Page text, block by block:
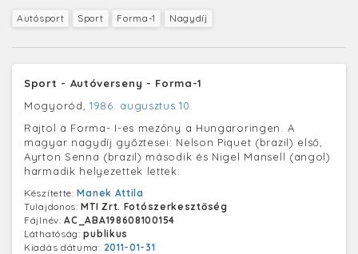
Autósport Sport Forma-1 Nagydíj
Sport - Autóverseny - Forma-1
Mogyoród, 1986. augusztus 10.
Rajtol a Forma- I-es mezőny a Hungaroringen. A
magyar nagydíj győztesei: Nelson Piquet (brazil) első,
Ayrton Senna (brazil) második és Nigel Mansell (angol)
harmadik helyezettek lettek.
Készítette:Manek Attila
Tulajdonos:MTI Zrt. Fotószerkesztőség
Fájlnév:AC_ABA198608100154
Láthatóság:publikus
Kiadás dátuma: 2011-01-31